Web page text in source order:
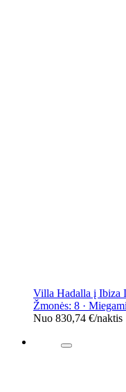
Villa Hadalla į Ibiza
Žmonės: 8 ·
Nuo 830,74 €/naktis